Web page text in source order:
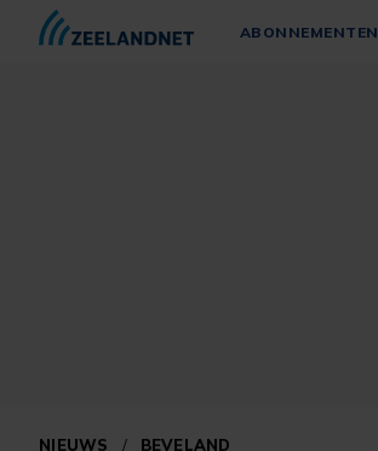
ABONNEMENTEN
NIEUWS / BEVELAND